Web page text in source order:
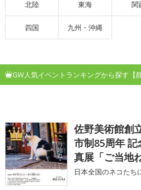
北陸 東海 関
四国 九州・沖縄
GW人気イベントランキングから探す【
1
佐野美術館創
市制85周年
真展「ご当地
日本全国のネコたち